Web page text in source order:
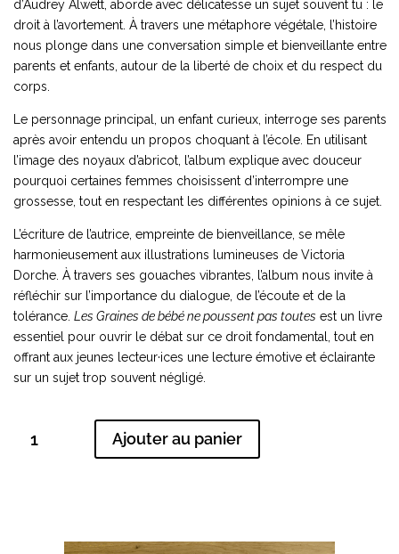
d’Audrey Alwett, aborde avec délicatesse un sujet souvent tu : le
droit à l’avortement. À travers une métaphore végétale, l’histoire
nous plonge dans une conversation simple et bienveillante entre
parents et enfants, autour de la liberté de choix et du respect du
corps.
Le personnage principal, un enfant curieux, interroge ses parents
après avoir entendu un propos choquant à l’école. En utilisant
l’image des noyaux d’abricot, l’album explique avec douceur
pourquoi certaines femmes choisissent d’interrompre une
grossesse, tout en respectant les différentes opinions à ce sujet.
L’écriture de l’autrice, empreinte de bienveillance, se mêle
harmonieusement aux illustrations lumineuses de Victoria
Dorche. À travers ses gouaches vibrantes, l’album nous invite à
réfléchir sur l’importance du dialogue, de l’écoute et de la
tolérance. Les Graines de bébé ne poussent pas toutes est un livre
essentiel pour ouvrir le débat sur ce droit fondamental, tout en
offrant aux jeunes lecteur·ices une lecture émotive et éclairante
sur un sujet trop souvent négligé.
Ajouter au panier
A
a